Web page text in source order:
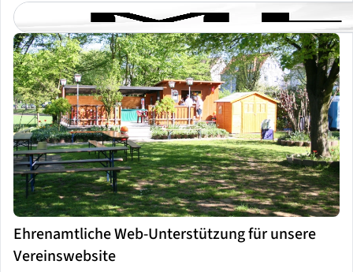
Ehrenamtliche Web-Unterstützung für unsere
Vereinswebsite